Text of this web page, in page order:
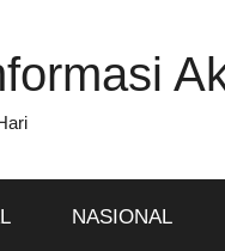
NASIONAL